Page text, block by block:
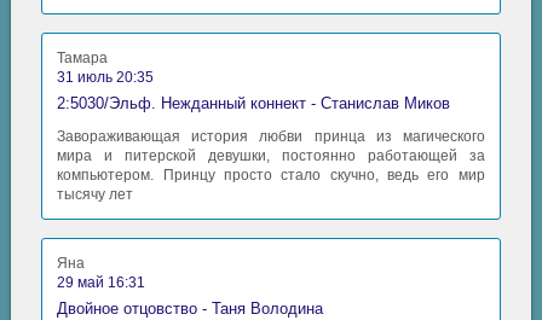
Тамара
31 июль 20:35
2:5030/Эльф. Нежданный коннект - Станислав Миков
Завораживающая история любви принца из магического
мира и питерской девушки, постоянно работающей за
компьютером. Принцу просто стало скучно, ведь его мир
тысячу лет
Яна
29 май 16:31
Двойное отцовство - Таня Володина